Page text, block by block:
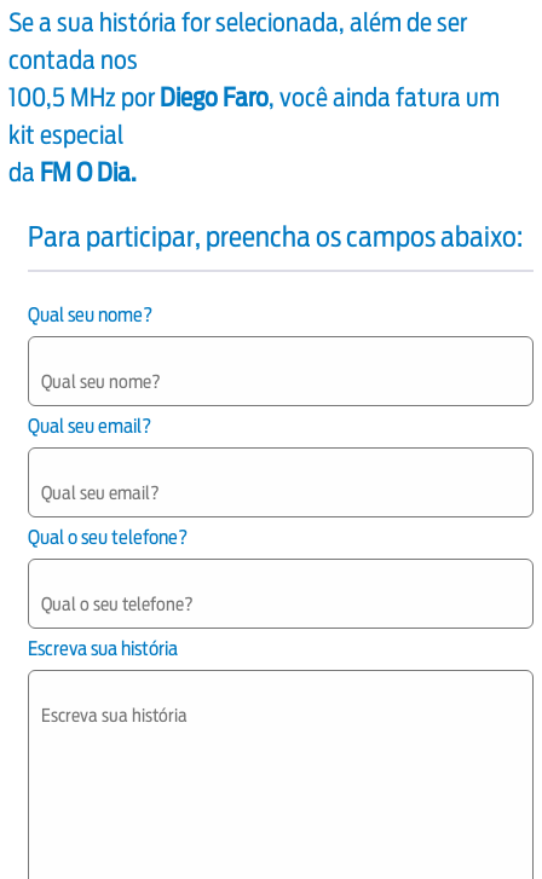
Se a sua história for selecionada, além de ser
contada nos
100,5 MHz porDiego Faro, você ainda fatura um
kit especial
da FM O Dia.
Para participar, preencha os campos abaixo:
Qual seu nome?
Qual seu email?
Qual o seu telefone?
Escreva sua história